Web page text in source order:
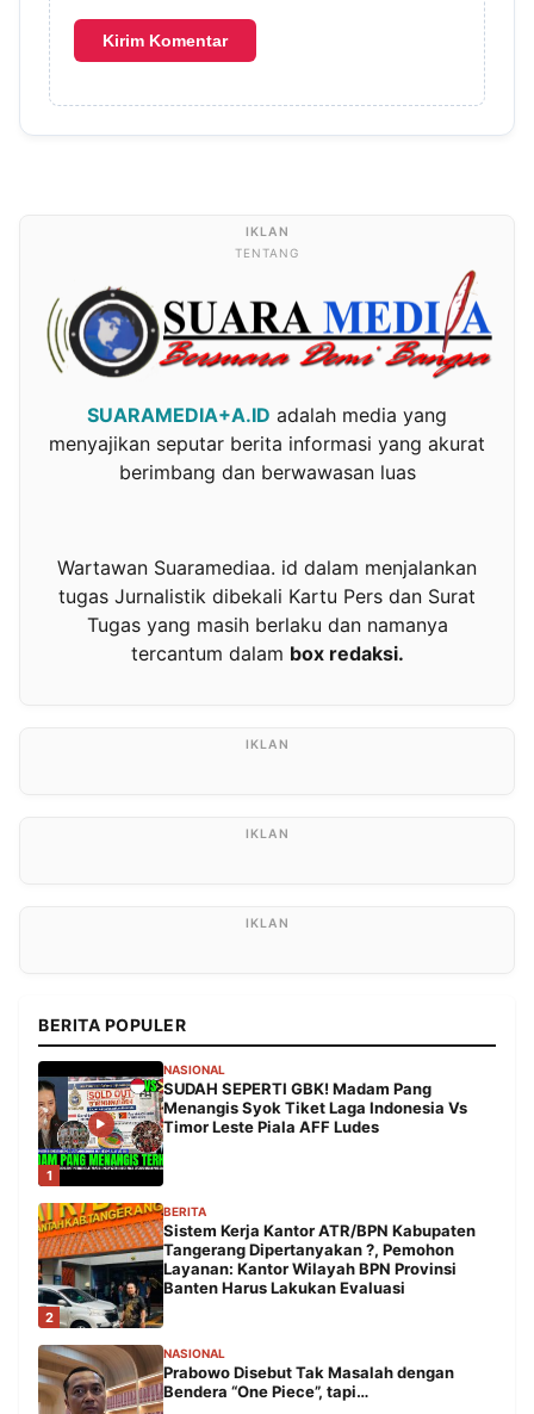
TENTANG
SUARAMEDIA+A.ID adalah media yang
menyajikan seputar berita informasi yang akurat
berimbang dan berwawasan luas
Wartawan Suaramediaa. id dalam menjalankan
tugas Jurnalistik dibekali Kartu Pers dan Surat
Tugas yang masih berlaku dan namanya
tercantum dalam box redaksi.
BERITA POPULER
1
NASIONAL
SUDAH SEPERTI GBK! Madam Pang
Menangis Syok Tiket Laga Indonesia Vs
Timor Leste Piala AFF Ludes
2
BERITA
Sistem Kerja Kantor ATR/BPN Kabupaten
Tangerang Dipertanyakan ?, Pemohon
Layanan: Kantor Wilayah BPN Provinsi
Banten Harus Lakukan Evaluasi
NASIONAL
Prabowo Disebut Tak Masalah dengan
Bendera “One Piece”, tapi…